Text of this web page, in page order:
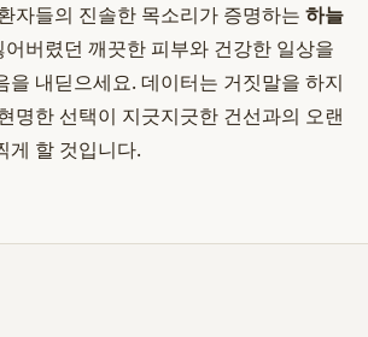
자들의 진솔한 목소리가 증명하는 하늘
어버렸던 깨끗한 피부와 건강한 일상을
을 내딛으세요. 데이터는 거짓말을 하지
명한 선택이 지긋지긋한 건선과의 오랜
게 할 것입니다.